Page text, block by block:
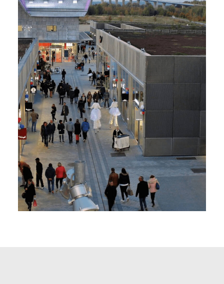
Resolution Property, Honfleur
(14)
15 000 m2 - 2018
Développement du Honfleur Normandy-
Outlet de 60 boutiques
Due Diligence et AMO CPI
Maison Edouard François, Shema, Advantail